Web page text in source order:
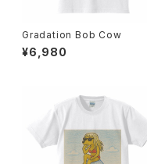
Gradation Bob Cow
¥6,980